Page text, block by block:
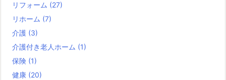
リフォーム (27)
リホーム (7)
介護 (3)
介護付き老人ホーム (1)
保険 (1)
健康 (20)